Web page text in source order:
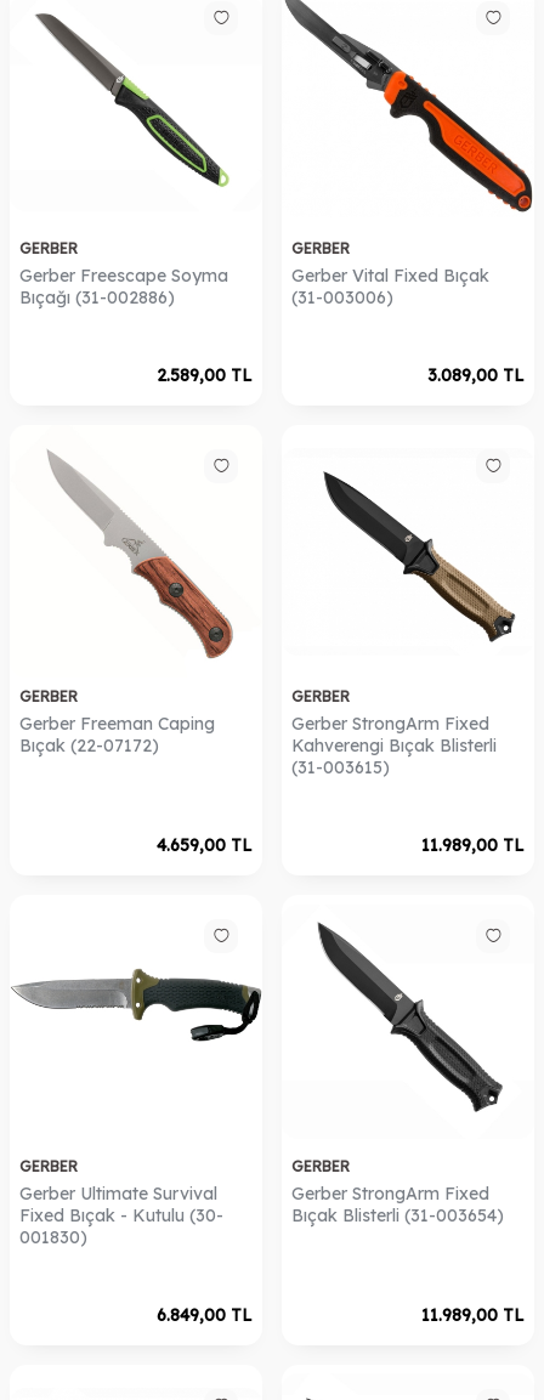
GERBER
Gerber Freescape Soyma
Bıçağı (31-002886)
2.589,00 TL
GERBER
Gerber Vital Fixed Bıçak
(31-003006)
3.089,00 TL
GERBER
Gerber Freeman Caping
Bıçak (22-07172)
4.659,00 TL
GERBER
Gerber StrongArm Fixed
Kahverengi Bıçak Blisterli
(31-003615)
11.989,00 TL
GERBER
​Gerber Ultimate Survival
Fixed Bıçak - Kutulu (30-
001830)
6.849,00 TL
GERBER
Gerber StrongArm Fixed
Bıçak Blisterli (31-003654)
11.989,00 TL